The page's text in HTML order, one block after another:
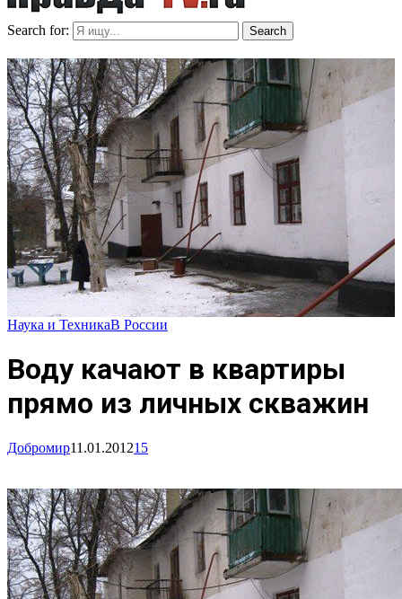
Search for: Search
Наука и ТехникаВ России
Воду качают в квартиры
прямо из личных скважин
Добромир11.01.201215